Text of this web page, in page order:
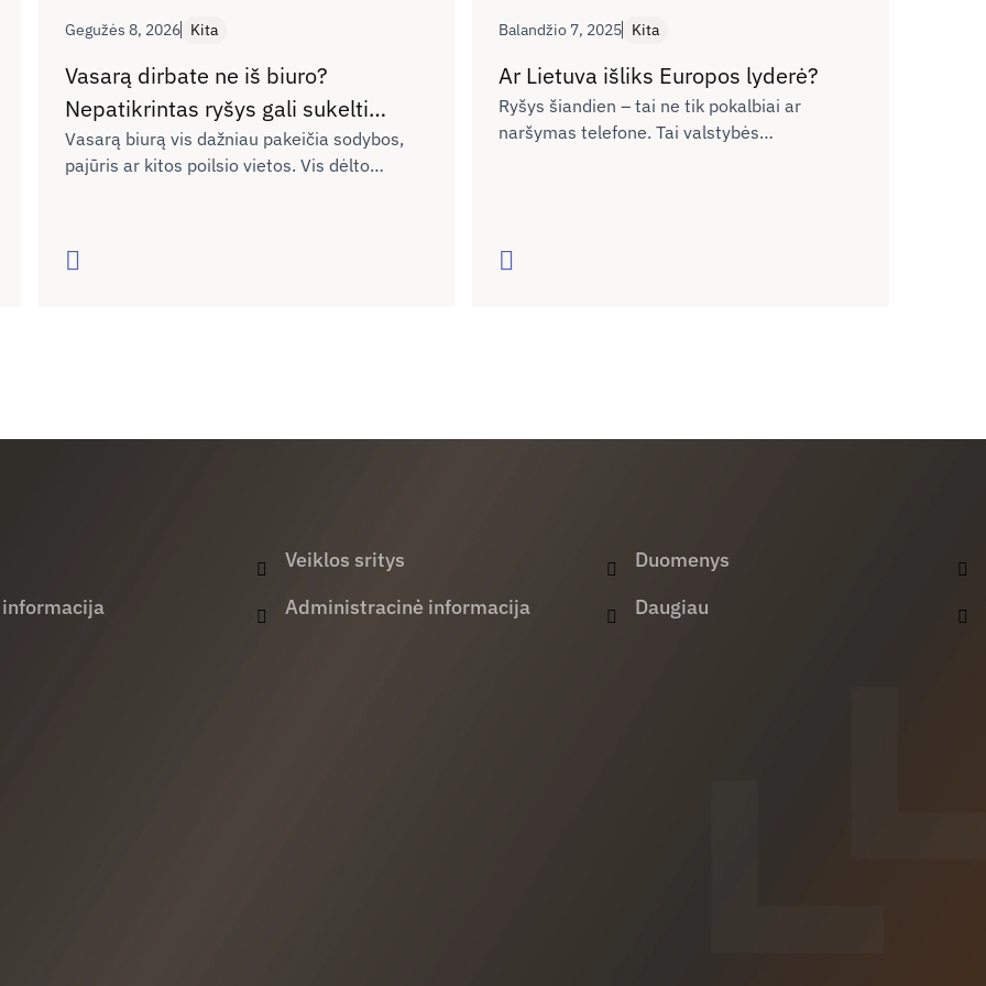
Gegužės 8, 2026 Kita
Vasarą dirbate ne iš biuro?
Nepatikrintas ryšys gali sukelti
nesklandumų
Vasarą biurą vis dažniau pakeičia sodybos,
pajūris ar kitos poilsio vietos. Vis dėlto
vaizdo skambučiams ar dokumentų siuntimui.
Skaityti
Balandžio 7, 2025 Kita
Ar Lietuva išliks Europos lyderė?
Ryšys šiandien – tai ne tik pokalbiai ar
naršymas telefone. Tai valstybės
pakeisti?
Skaityti
Veiklos sritys
Administracinė informacija
Duomenys
Daugiau